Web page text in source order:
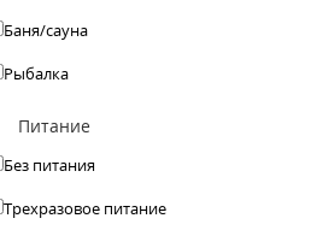
Баня/сауна
Рыбалка
Питание
Без питания
Трехразовое питание